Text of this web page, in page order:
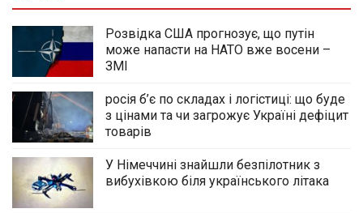
Розвідка США прогнозує, що путін
може напасти на НАТО вже восени –
ЗМІ
росія б’є по складах і логістиці: що буде
з цінами та чи загрожує Україні дефіцит
товарів
У Німеччині знайшли безпілотник з
вибухівкою біля українського літака